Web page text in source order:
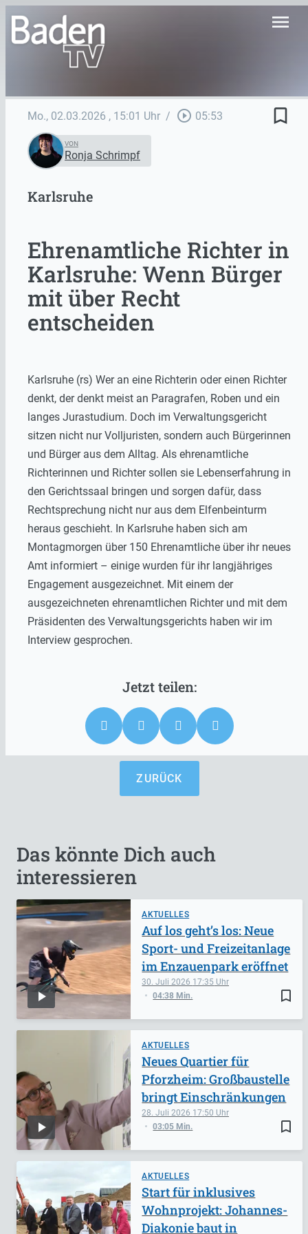
menu
Mo., 02.03.2026 , 15:01 Uhr / play_circle_outline 05:53 bookmark_border
VON
Ronja Schrimpf
Karlsruhe
Ehrenamtliche Richter in
Karlsruhe: Wenn Bürger
mit über Recht
entscheiden
Karlsruhe (rs) Wer an eine Richterin oder einen Richter
denkt, der denkt meist an Paragrafen, Roben und ein
langes Jurastudium. Doch im Verwaltungsgericht
sitzen nicht nur Volljuristen, sondern auch Bürgerinnen
und Bürger aus dem Alltag. Als ehrenamtliche
Richterinnen und Richter sollen sie Lebenserfahrung in
den Gerichtssaal bringen und sorgen dafür, dass
Rechtsprechung nicht nur aus dem Elfenbeinturm
heraus geschieht. In Karlsruhe haben sich am
Montagmorgen über 150 Ehrenamtliche über ihr neues
Amt informiert – einige wurden für ihr langjähriges
Engagement ausgezeichnet. Mit einem der
ausgezeichneten ehrenamtlichen Richter und mit dem
Präsidenten des Verwaltungsgerichts haben wir im
Interview gesprochen.
ZURÜCK
Das könnte Dich auch
interessieren
AKTUELLES
bookmark_border
30. Juli 2026 17:35
04:38 Min.
Auf los geht’s los: Neue
Sport- und Freizeitanlage
im Enzauenpark eröffnet
AKTUELLES
bookmark_border
28. Juli 2026 17:50
03:05 Min.
Neues Quartier für
Pforzheim: Großbaustelle
bringt Einschränkungen
AKTUELLES
Start für inklusives
Wohnprojekt: Johannes-
Diakonie baut in